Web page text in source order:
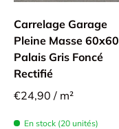
Carrelage Garage
Pleine Masse 60x60
Palais Gris Foncé
Rectifié
€24,90 / m²
En stock (20 unités)